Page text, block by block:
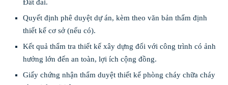
Đất đai.
Quyết định phê duyệt dự án, kèm theo văn bản thẩm định
thiết kế cơ sở (nếu có).
Kết quả thẩm tra thiết kế xây dựng đối với công trình có ảnh
hưởng lớn đến an toàn, lợi ích cộng đồng.
Giấy chứng nhận thẩm duyệt thiết kế phòng cháy chữa cháy